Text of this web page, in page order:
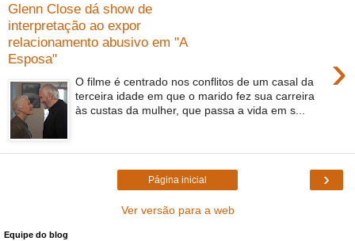
Glenn Close dá show de
interpretação ao expor
relacionamento abusivo em "A
Esposa"
›
O filme é centrado nos conflitos de um casal da
terceira idade em que o marido fez sua carreira
às custas da mulher, que passa a vida em s...
›
Página inicial
Ver versão para a web
Equipe do blog